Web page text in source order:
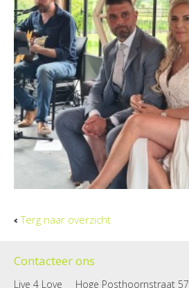
Terg naar overzicht
Contacteer ons
Live 4 Love Hoge Posthoornstraat 57